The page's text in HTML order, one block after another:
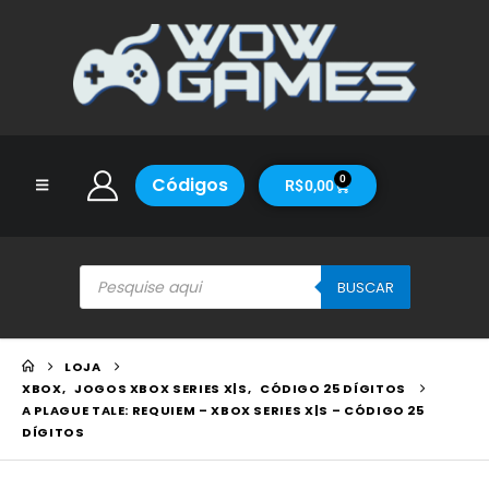
Códigos R$0,00 0
BUSCAR
LOJA
XBOX, JOGOS XBOX SERIES X|S, CÓDIGO 25 DÍGITOS
A PLAGUE TALE: REQUIEM – XBOX SERIES X|S – CÓDIGO 25
DÍGITOS